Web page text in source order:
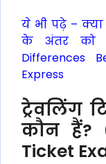
ये भी पढ़े –
के अंतर को
Differences
Express
ट्रेवलिंग
कौन हैं?
Ticket